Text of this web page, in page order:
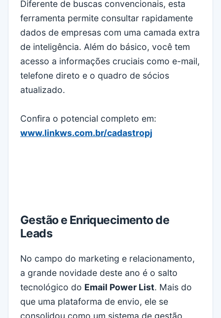
Diferente de buscas convencionais, esta
ferramenta permite consultar rapidamente
dados de empresas com uma camada extra
de inteligência. Além do básico, você tem
acesso a informações cruciais como e-mail,
telefone direto e o quadro de sócios
atualizado.
Confira o potencial completo em:
www.linkws.com.br/cadastropj
Gestão e Enriquecimento de
Leads
No campo do marketing e relacionamento,
a grande novidade deste ano é o salto
tecnológico do Email Power List. Mais do
que uma plataforma de envio, ele se
consolidou como um sistema de gestão